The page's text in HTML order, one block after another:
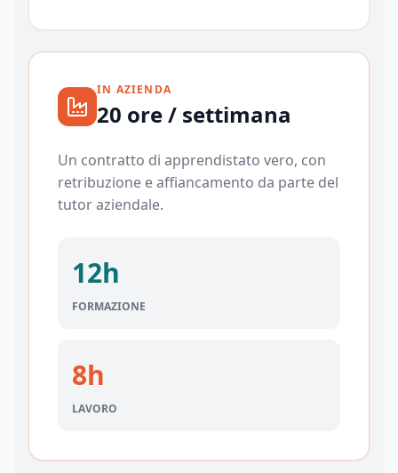
IN AZIENDA
20 ore / settimana
Un contratto di apprendistato vero, con
retribuzione e affiancamento da parte del
tutor aziendale.
12h
FORMAZIONE
8h
LAVORO